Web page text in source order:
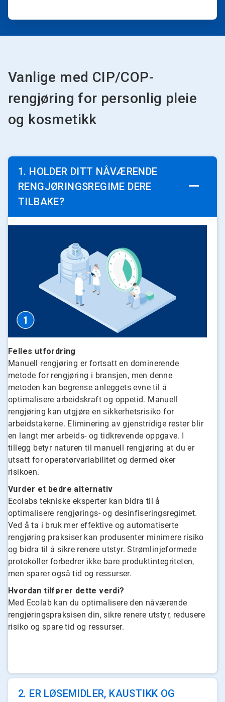
Vanlige med CIP/COP-
rengjøring for personlig pleie
og kosmetikk
1. HOLDER DITT NÅVÆRENDE
RENGJØRINGSREGIME DERE
TILBAKE?
Felles utfordring
Manuell rengjøring er fortsatt en dominerende
metode for rengjøring i bransjen, men denne
metoden kan begrense anleggets evne til å
optimalisere arbeidskraft og oppetid. Manuell
rengjøring kan utgjøre en sikkerhetsrisiko for
arbeidstakerne. Eliminering av gjenstridige rester blir
en langt mer arbeids- og tidkrevende oppgave. I
tillegg betyr naturen til manuell rengjøring at du er
utsatt for operatørvariabilitet og dermed øker
risikoen.
Vurder et bedre alternativ
Ecolabs tekniske eksperter kan bidra til å
optimalisere rengjørings- og desinfiseringsregimet.
Ved å ta i bruk mer effektive og automatiserte
rengjøring praksiser kan produsenter minimere risiko
og bidra til å sikre renere utstyr. Strømlinjeformede
protokoller forbedrer ikke bare produktintegriteten,
men sparer også tid og ressurser.
Hvordan tilfører dette verdi?
Med Ecolab kan du optimalisere den nåværende
rengjøringspraksisen din, sikre renere utstyr, redusere
risiko og spare tid og ressurser.
2. ER LØSEMIDLER, KAUSTIKK OG